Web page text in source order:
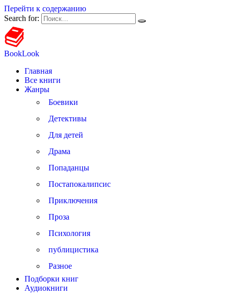
Перейти к содержанию
Search for:
BookLook
Главная
Все книги
Жанры
Боевики
Детективы
Для детей
Драма
Попаданцы
Постапокалипсис
Приключения
Проза
Психология
публицистика
Разное
Подборки книг
Аудиокниги